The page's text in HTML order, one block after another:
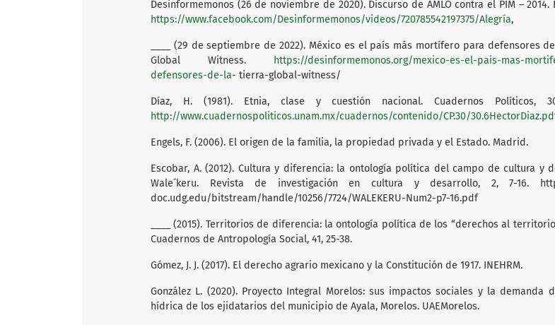
Desinformemonos (26 de noviembre de 2020). Discurso de AMLO contra el PIM – 2014.
https://www.facebook.com/Desinformemonos/videos/720785542197375/Alegría,
____ (29 de septiembre de 2022). México es el país más mortífero para defensores
Global Witness.
https://desinformemonos.org/mexico-es-el-pais-mas-
defensores-de-la- tierra-global-witness/
Díaz, H. (1981). Etnia, clase y cuestión nacional. Cuadernos Políticos,
http://www.cuadernospoliticos.unam.mx/cuadernos/contenido/CP.30/
Engels, F. (2006). El origen de la familia, la propiedad privada y el Estado. Madrid.
Escobar, A. (2012). Cultura y diferencia: la ontología política del campo de cultura y
Wale´keru. Revista de investigación en cultura y desarrollo, 2, 7-16.
doc.udg.edu/bitstream/handle/10256/7724/WALEKERU-Num2-p7-16.pdf
____ (2015). Territorios de diferencia: la ontología política de los “derechos al
Cuadernos de Antropología Social, 41, 25-38.
Gómez, J. J. (2017). El derecho agrario mexicano y la Constitución de 1917. INEHRM.
González L. (2020). Proyecto Integral Morelos: sus impactos sociales y la demanda
hídrica de los ejidatarios del municipio de Ayala, Morelos. UAEMorelos.